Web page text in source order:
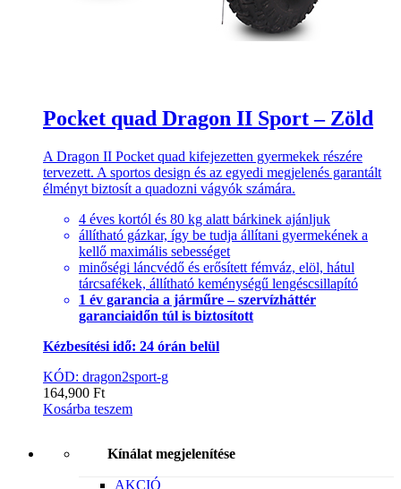
Pocket quad Dragon II Sport – Zöld
A Dragon II Pocket quad kifejezetten gyermekek részére
tervezett. A sportos design és az egyedi megjelenés garantált
élményt biztosít a quadozni vágyók számára.
4 éves kortól és 80 kg alatt bárkinek ajánljuk
állítható gázkar, így be tudja állítani gyermekének a
kellő maximális sebességet
minőségi láncvédő és erősített fémváz, elöl, hátul
tárcsafékek, állítható keménységű lengéscsillapító
1 év garancia a járműre – szervízháttér
garanciaidőn túl is biztosított
Kézbesítési idő: 24 órán belül
KÓD: dragon2sport-g
164,900 Ft
Kosárba teszem
Kínálat megjelenítése
AKCIÓ